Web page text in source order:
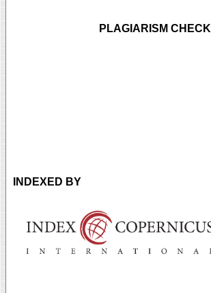
PLAGIARISM CHECK
INDEXED BY